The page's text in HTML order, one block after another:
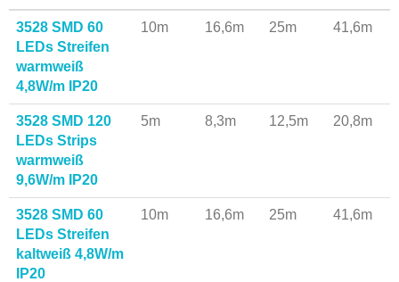
3528 SMD 60
LEDs Streifen
warmweiß
4,8W/m IP20
10m 16,6m 25m 41,6m
3528 SMD 120
LEDs Strips
warmweiß
9,6W/m IP20
5m 8,3m 12,5m 20,8m
3528 SMD 60
LEDs Streifen
kaltweiß 4,8W/m
IP20
10m 16,6m 25m 41,6m